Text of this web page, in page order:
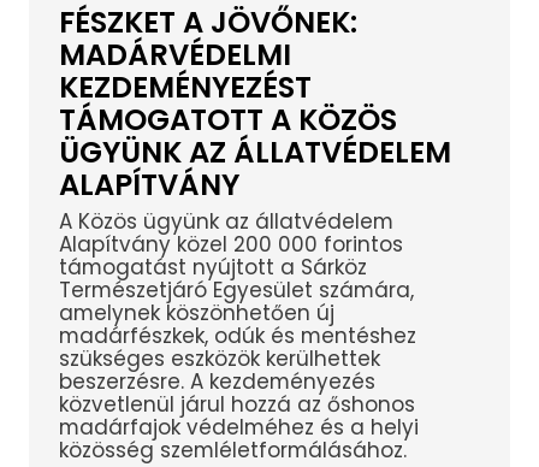
FÉSZKET A JÖVŐNEK:
MADÁRVÉDELMI
KEZDEMÉNYEZÉST
TÁMOGATOTT A KÖZÖS
ÜGYÜNK AZ ÁLLATVÉDELEM
ALAPÍTVÁNY
A Közös ügyünk az állatvédelem
Alapítvány közel 200 000 forintos
támogatást nyújtott a Sárköz
Természetjáró Egyesület számára,
amelynek köszönhetően új
madárfészkek, odúk és mentéshez
szükséges eszközök kerülhettek
beszerzésre. A kezdeményezés
közvetlenül járul hozzá az őshonos
madárfajok védelméhez és a helyi
közösség szemléletformálásához.